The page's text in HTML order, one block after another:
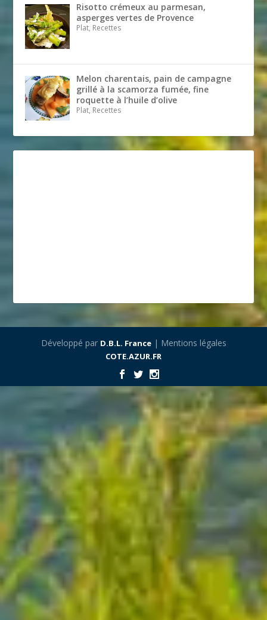
Risotto crémeux au parmesan,
asperges vertes de Provence
Plat, Recettes
Melon charentais, pain de campagne
grillé à la scamorza fumée, fine
roquette à l’huile d’olive
Plat, Recettes
Développé par D.B.L. France| Mentions légales
COTE.AZUR.FR